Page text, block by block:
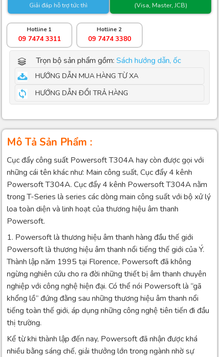
Giải đáp hỗ trợ tức thì (Visa, Master, JCB)
Hotline 1
09 7474 3311
Hotline 2
09 7474 3380
Trọn bộ sản phẩm gồm: Sách hướng dẫn, ốc
HƯỚNG DẪN MUA HÀNG TỪ XA
HƯỚNG DẪN ĐỔI TRẢ HÀNG
Mô Tả Sản Phẩm :
Cục đẩy công suất Powersoft T304A hay còn được gọi với
những cái tên khác như: Main công suất, Cục đẩy 4 kênh
Powersoft T304A. Cục đẩy 4 kênh Powersoft T304A nằm
trong T-Series là series các dòng main công suất với bộ xử lý
loa toàn diện và linh hoạt của thương hiệu âm thanh
Powersoft.
1. Powersoft là thương hiệu âm thanh hàng đầu thế giới
Powersoft là thương hiệu âm thanh nổi tiếng thế giới của Ý.
Thành lập năm 1995 tại Florence, Powersoft đã không
ngừng nghiên cứu cho ra đời những thiết bị âm thanh chuyên
nghiệp với công nghệ hiện đại. Có thể nói Powersoft là “gã
khổng lồ” đứng đằng sau những thương hiệu âm thanh nổi
tiếng toàn thế giới, áp dụng những công nghệ tiên tiến đi đầu
thị trường.
Kể từ khi thành lập đến nay, Powersoft đã nhận được khá
nhiều bằng sáng chế, giải thưởng lớn trong ngành nhờ sự